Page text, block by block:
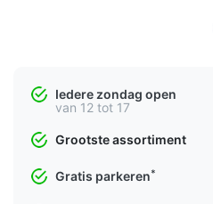
Iedere zondag open
van 12 tot 17
Grootste assortiment
Gratis parkeren*